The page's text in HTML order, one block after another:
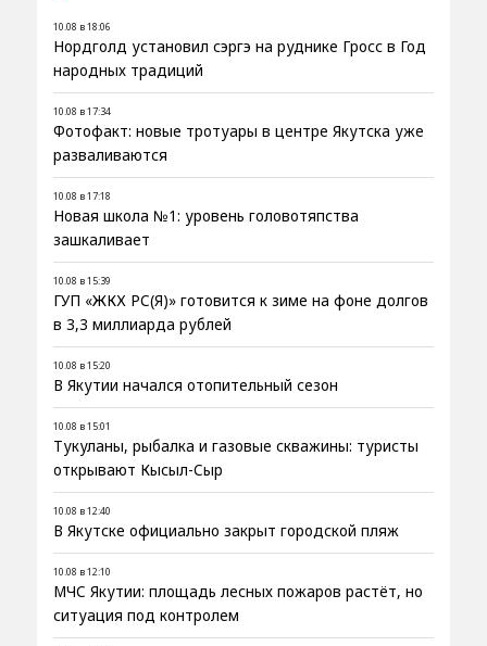
10.08 в 18:06
Нордголд установил сэргэ на руднике Гросс в Год
народных традиций
10.08 в 17:34
Фотофакт: новые тротуары в центре Якутска уже
разваливаются
10.08 в 17:18
Новая школа №1: уровень головотяпства
зашкаливает
10.08 в 15:39
ГУП «ЖКХ РС(Я)» готовится к зиме на фоне долгов
в 3,3 миллиарда рублей
10.08 в 15:20
В Якутии начался отопительный сезон
10.08 в 15:01
Тукуланы, рыбалка и газовые скважины: туристы
открывают Кысыл-Сыр
10.08 в 12:40
В Якутске официально закрыт городской пляж
10.08 в 12:10
МЧС Якутии: площадь лесных пожаров растёт, но
ситуация под контролем